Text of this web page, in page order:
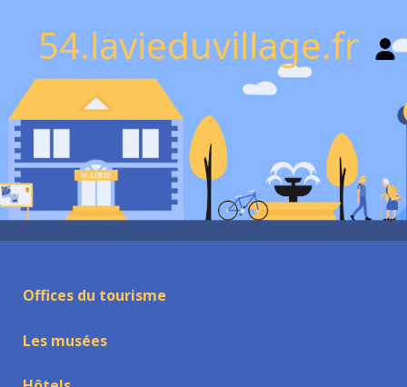
54.lavieduvillage.fr
Offices du tourisme
Les musées